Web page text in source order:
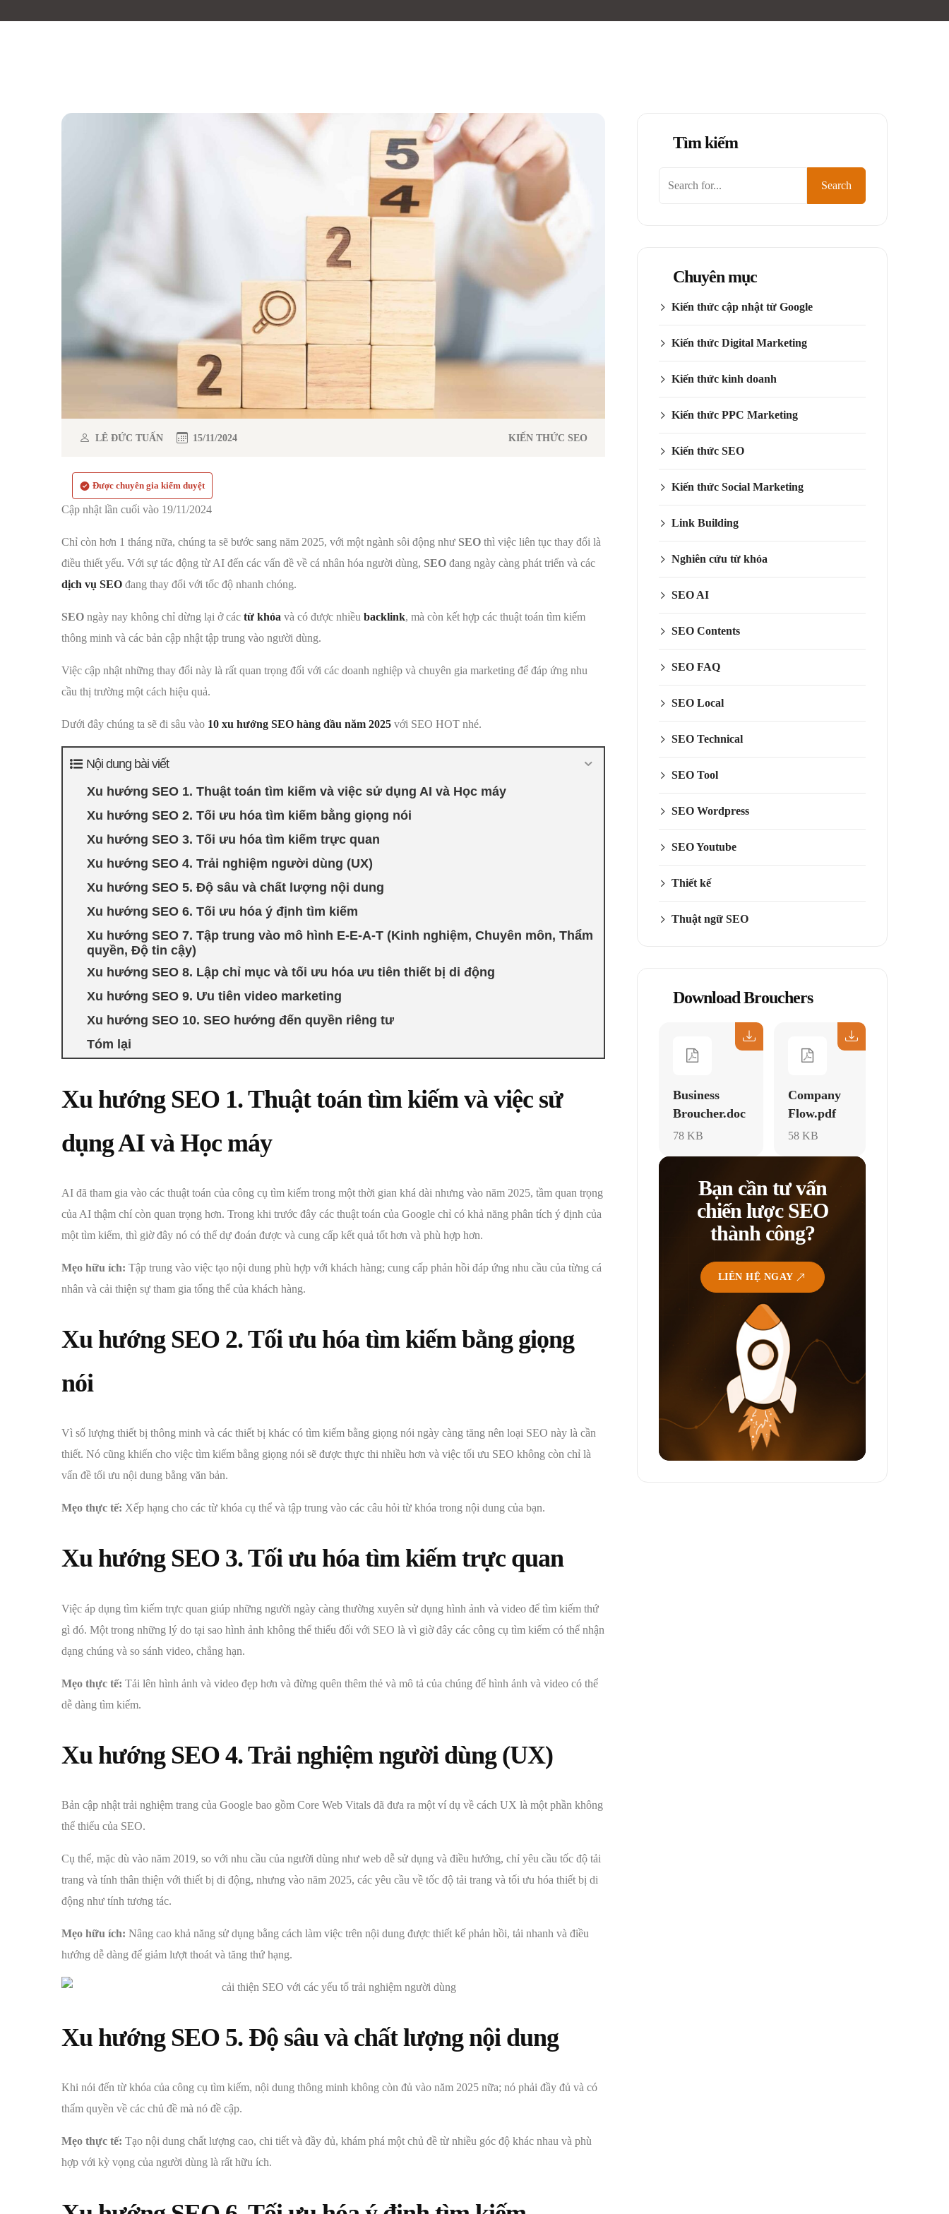
LÊ ĐỨC TUẤN 15/11/2024 KIẾN THỨC SEO
Được chuyên gia kiểm duyệt
Cập nhật lần cuối vào 19/11/2024
Chỉ còn hơn 1 tháng nữa, chúng ta sẽ bước sang năm 2025, với một ngành sôi động như SEO thì việc liên tục thay đổi là
điều thiết yếu. Với sự tác động từ AI đến các vấn đề về cá nhân hóa người dùng, SEO đang ngày càng phát triển và các
dịch vụ SEO đang thay đổi với tốc độ nhanh chóng.
SEO ngày nay không chỉ dừng lại ở các từ khóa và có được nhiều backlink, mà còn kết hợp các thuật toán tìm kiếm
thông minh và các bản cập nhật tập trung vào người dùng.
Việc cập nhật những thay đổi này là rất quan trọng đối với các doanh nghiệp và chuyên gia marketing để đáp ứng nhu
cầu thị trường một cách hiệu quả.
Dưới đây chúng ta sẽ đi sâu vào 10 xu hướng SEO hàng đầu năm 2025 với SEO HOT nhé.
Nội dung bài viết
Xu hướng SEO 1. Thuật toán tìm kiếm và việc sử dụng AI và Học máy
Xu hướng SEO 2. Tối ưu hóa tìm kiếm bằng giọng nói
Xu hướng SEO 3. Tối ưu hóa tìm kiếm trực quan
Xu hướng SEO 4. Trải nghiệm người dùng (UX)
Xu hướng SEO 5. Độ sâu và chất lượng nội dung
Xu hướng SEO 6. Tối ưu hóa ý định tìm kiếm
Xu hướng SEO 7. Tập trung vào mô hình E-E-A-T (Kinh nghiệm, Chuyên môn, Thẩm
quyền, Độ tin cậy)
Xu hướng SEO 8. Lập chỉ mục và tối ưu hóa ưu tiên thiết bị di động
Xu hướng SEO 9. Ưu tiên video marketing
Xu hướng SEO 10. SEO hướng đến quyền riêng tư
Tóm lại
Xu hướng SEO 1. Thuật toán tìm kiếm và việc sử
dụng AI và Học máy
AI đã tham gia vào các thuật toán của công cụ tìm kiếm trong một thời gian khá dài nhưng vào năm 2025, tầm quan trọng
của AI thậm chí còn quan trọng hơn. Trong khi trước đây các thuật toán của Google chỉ có khả năng phân tích ý định của
một tìm kiếm, thì giờ đây nó có thể dự đoán được và cung cấp kết quả tốt hơn và phù hợp hơn.
Mẹo hữu ích: Tập trung vào việc tạo nội dung phù hợp với khách hàng; cung cấp phản hồi đáp ứng nhu cầu của từng cá
nhân và cải thiện sự tham gia tổng thể của khách hàng.
Xu hướng SEO 2. Tối ưu hóa tìm kiếm bằng giọng
nói
Vì số lượng thiết bị thông minh và các thiết bị khác có tìm kiếm bằng giọng nói ngày càng tăng nên loại SEO này là cần
thiết. Nó cũng khiến cho việc tìm kiếm bằng giọng nói sẽ được thực thi nhiều hơn và việc tối ưu SEO không còn chỉ là
vấn đề tối ưu nội dung bằng văn bản.
Mẹo thực tế: Xếp hạng cho các từ khóa cụ thể và tập trung vào các câu hỏi từ khóa trong nội dung của bạn.
Xu hướng SEO 3. Tối ưu hóa tìm kiếm trực quan
Việc áp dụng tìm kiếm trực quan giúp những người ngày càng thường xuyên sử dụng hình ảnh và video để tìm kiếm thứ
gì đó. Một trong những lý do tại sao hình ảnh không thể thiếu đối với SEO là vì giờ đây các công cụ tìm kiếm có thể nhận
dạng chúng và so sánh video, chẳng hạn.
Mẹo thực tế: Tải lên hình ảnh và video đẹp hơn và đừng quên thêm thẻ và mô tả của chúng để hình ảnh và video có thể
dễ dàng tìm kiếm.
Xu hướng SEO 4. Trải nghiệm người dùng (UX)
Bản cập nhật trải nghiệm trang của Google bao gồm Core Web Vitals đã đưa ra một ví dụ về cách UX là một phần không
thể thiếu của SEO.
Cụ thể, mặc dù vào năm 2019, so với nhu cầu của người dùng như web dễ sử dụng và điều hướng, chỉ yêu cầu tốc độ tải
trang và tính thân thiện với thiết bị di động, nhưng vào năm 2025, các yêu cầu về tốc độ tải trang và tối ưu hóa thiết bị di
động như tính tương tác.
Mẹo hữu ích: Nâng cao khả năng sử dụng bằng cách làm việc trên nội dung được thiết kế phản hồi, tải nhanh và điều
hướng dễ dàng để giảm lượt thoát và tăng thứ hạng.
Xu hướng SEO 5. Độ sâu và chất lượng nội dung
Khi nói đến từ khóa của công cụ tìm kiếm, nội dung thông minh không còn đủ vào năm 2025 nữa; nó phải đầy đủ và có
thẩm quyền về các chủ đề mà nó đề cập.
Mẹo thực tế: Tạo nội dung chất lượng cao, chi tiết và đầy đủ, khám phá một chủ đề từ nhiều góc độ khác nhau và phù
hợp với kỳ vọng của người dùng là rất hữu ích.
Tìm kiếm
Search
Chuyên mục
Kiến thức cập nhật từ Google
Kiến thức Digital Marketing
Kiến thức kinh doanh
Kiến thức PPC Marketing
Kiến thức SEO
Kiến thức Social Marketing
Link Building
Nghiên cứu từ khóa
SEO AI
SEO Contents
SEO FAQ
SEO Local
SEO Technical
SEO Tool
SEO Wordpress
SEO Youtube
Thiết kế
Thuật ngữ SEO
Download Brouchers
Business
Broucher.doc
78 KB
Company
Flow.pdf
58 KB
Bạn cần tư vấn
chiến lược SEO
thành công?
LIÊN HỆ NGAY